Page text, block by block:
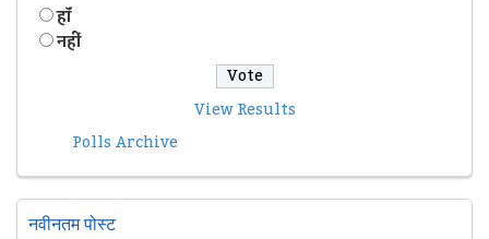
हॉं
नहीं
View Results
Polls Archive
नवीनतम पोस्ट